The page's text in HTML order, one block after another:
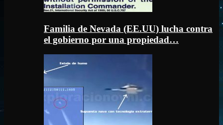
Familia de Nevada (EE.UU) lucha contra
el gobierno por una propiedad…